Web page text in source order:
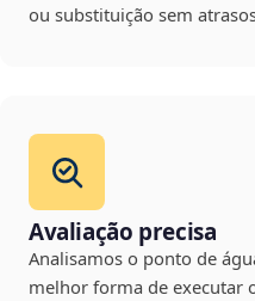
ou substituição sem
Avaliação precisa
Analisamos o ponto de
melhor forma de executar